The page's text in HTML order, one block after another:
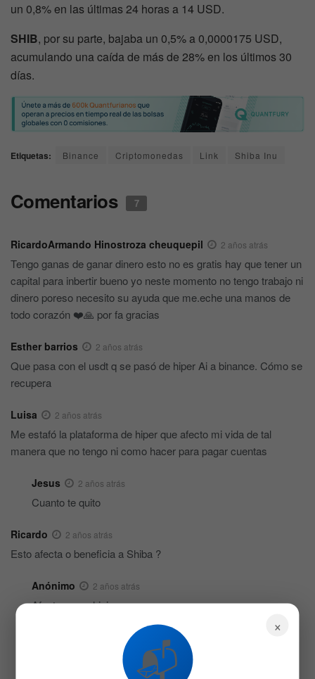
un 0,8% en las últimas 24 horas a 14 USD.
SHIB, por su parte, bajaba un 0,5% a 0,0000175 USD,
acumulando una caída de más de 28% en los últimos 30
días.
Etiquetas: Binance Criptomonedas Link Shiba Inu
Comentarios 7
RicardoArmando Hinostroza cheuquepil 2 años atrás
Tengo ganas de ganar dinero esto no es gratis hay que tener un
capital para inbertir bueno yo neste momento no tengo trabajo ni
dinero poreso necesito su ayuda que me.eche una manos de
todo corazón ❤️🙏 por fa gracias
Esther barrios 2 años atrás
Que pasa con el usdt q se pasó de hiper Ai a binance. Cómo se
recupera
Luisa 2 años atrás
Me estafó la plataforma de hiper que afecto mi vida de tal
manera que no tengo ni como hacer para pagar cuentas
Jesus 2 años atrás
Cuanto te quito
Ricardo 2 años atrás
Esto afecta o beneficia a Shiba ?
Anónimo 2 años atrás
Afecta y muchisimo
2 años atrás
Los están retirando por bajo volumen y por qué son
inseguras para los clientes eso es malo.
×
📬